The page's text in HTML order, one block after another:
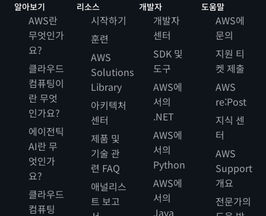
알아보기
AWS란
무엇인가
요?
클라우드
컴퓨팅이
란 무엇
인가요?
에이전틱
AI란 무
엇인가
요?
클라우드
컴퓨팅
리소스
시작하기
훈련
AWS
Solutions
Library
아키텍처
센터
제품 및
기술 관
련 FAQ
애널리스
트 보고
개발자
개발자
센터
SDK 및
도구
AWS에
서의
.NET
AWS에
서의
Python
AWS에
서의
Java
도움말
AWS에
문의
지원 티
켓 제출
AWS
re:Post
지식 센
터
AWS
Support
개요
전문가의